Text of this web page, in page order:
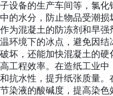
子设备的生产车间等，氯
中的水分，防止物品受潮
作为混凝土的防冻剂和早
温环境下的冰点，避免因
破坏，还能加快混凝土的
高工程效率。在造纸工业
和抗水性，提升纸张质量。
节染液的酸碱度，提高染